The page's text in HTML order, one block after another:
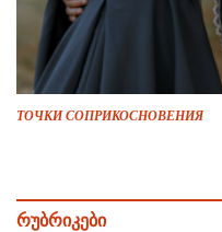
ТОЧКИ СОПРИКОСНОВЕНИЯ
რუბრიკები